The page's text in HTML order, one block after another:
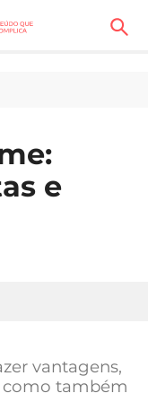
e
vantagens,
como também